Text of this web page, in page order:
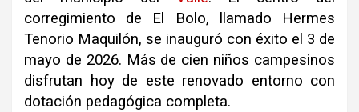
corregimiento de El Bolo, llamado Hermes
Tenorio Maquilón, se inauguró con éxito el 3 de
mayo de 2026. Más de cien niños campesinos
disfrutan hoy de este renovado entorno con
dotación pedagógica completa.